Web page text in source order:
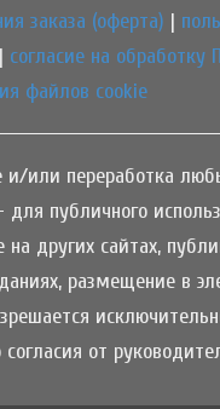
заказа (оферта) |
| согласие на обработку
файлов cookie
и/или переработка
для публичного
других сайтах,
размещение в
согласия от